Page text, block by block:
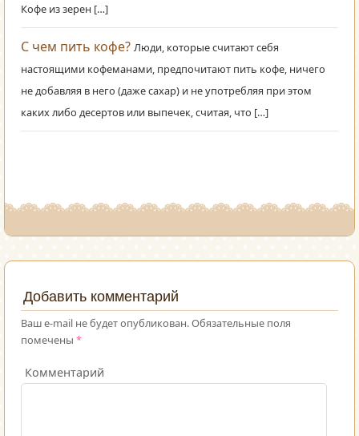
Кофе из зерен […]
С чем пить кофе? Люди, которые считают себя
настоящими кофеманами, предпочитают пить кофе, ничего
не добавляя в него (даже сахар) и не употребляя при этом
каких либо десертов или выпечек, считая, что […]
Добавить комментарий
Ваш e-mail не будет опубликован.Обязательные поля
помечены *
Комментарий